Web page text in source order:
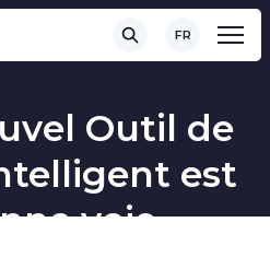
FR
Outil de
est
voie